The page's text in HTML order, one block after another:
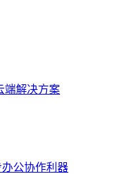
端解决方案
公协作利器